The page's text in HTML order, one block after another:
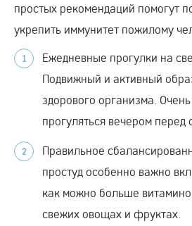
простых рекомендаций помогут
укрепить иммунитет пожилому
Ежедневные прогулки на
Подвижный и активный
здорового организма.
прогуляться вечером перед
Правильное
простуд особенно важно
как можно больше
свежих овощах и фруктах.